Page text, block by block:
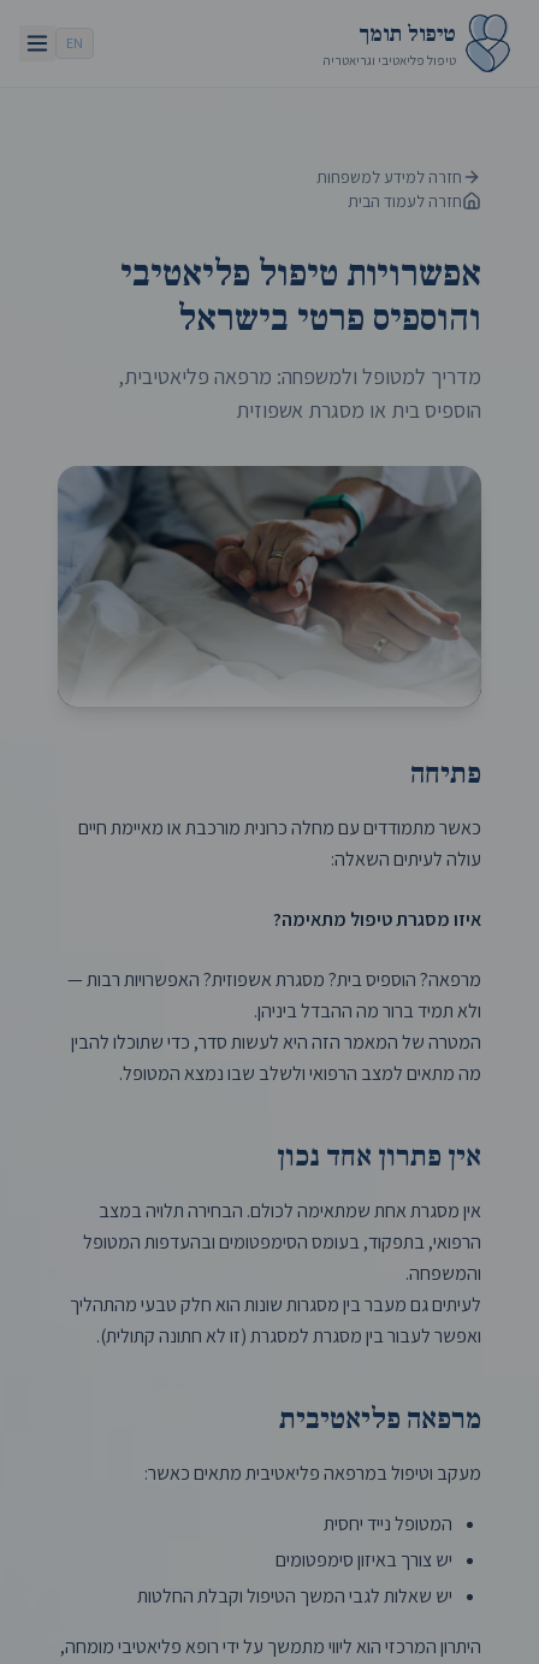
טיפול תומך
טיפול פליאטיבי וגריאטריה
EN
חזרה למידע למשפחות
חזרה לעמוד הבית
אפשרויות טיפול פליאטיבי
והוספיס פרטי בישראל
מדריך למטופל ולמשפחה: מרפאה פליאטיבית,
הוספיס בית או מסגרת אשפוזית
פתיחה
כאשר מתמודדים עם מחלה כרונית מורכבת או מאיימת חיים
עולה לעיתים השאלה:
איזו מסגרת טיפול מתאימה?
מרפאה? הוספיס בית? מסגרת אשפוזית? האפשרויות רבות —
ולא תמיד ברור מה ההבדל ביניהן.
המטרה של המאמר הזה היא לעשות סדר, כדי שתוכלו להבין
מה מתאים למצב הרפואי ולשלב שבו נמצא המטופל.
אין פתרון אחד נכון
אין מסגרת אחת שמתאימה לכולם. הבחירה תלויה במצב
הרפואי, בתפקוד, בעומס הסימפטומים ובהעדפות המטופל
והמשפחה.
לעיתים גם מעבר בין מסגרות שונות הוא חלק טבעי מהתהליך
ואפשר לעבור בין מסגרת למסגרת (זו לא חתונה קתולית).
מרפאה פליאטיבית
מעקב וטיפול במרפאה פליאטיבית מתאים כאשר:
המטופל נייד יחסית
יש צורך באיזון סימפטומים
יש שאלות לגבי המשך הטיפול וקבלת החלטות
היתרון המרכזי הוא ליווי מתמשך על ידי רופא פליאטיבי מומחה,